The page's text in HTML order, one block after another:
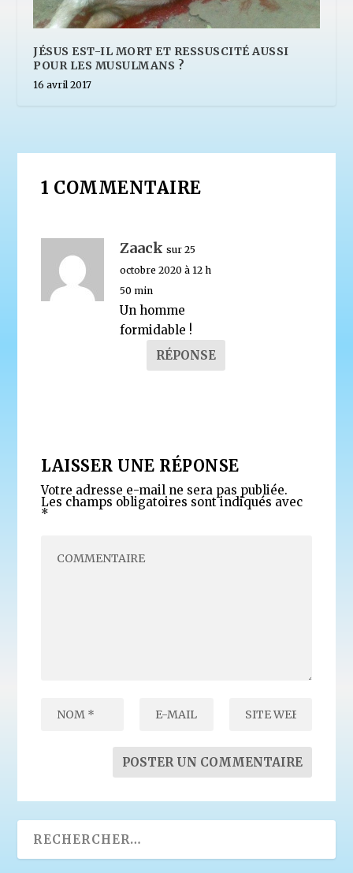
JÉSUS EST-IL MORT ET RESSUSCITÉ AUSSI
POUR LES MUSULMANS ?
16 avril 2017
1 COMMENTAIRE
Zaack sur 25
octobre 2020 à 12 h
50 min
Un homme
formidable !
RÉPONSE
LAISSER UNE RÉPONSE
Votre adresse e-mail ne sera pas publiée.
Les champs obligatoires sont indiqués avec
*